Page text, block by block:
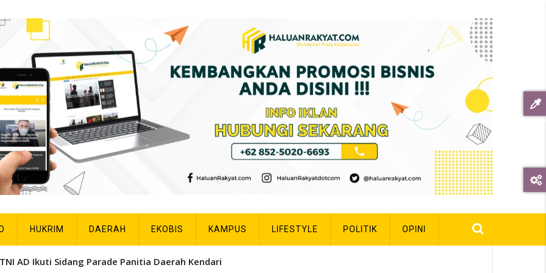
HUKRIM DAERAH EKOBIS KAMPUS LIFESTYLE POLITIK OPINI
AD Ikuti Sidang Parade Panitia Daerah Kendari